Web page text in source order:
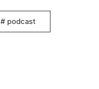
# podcast